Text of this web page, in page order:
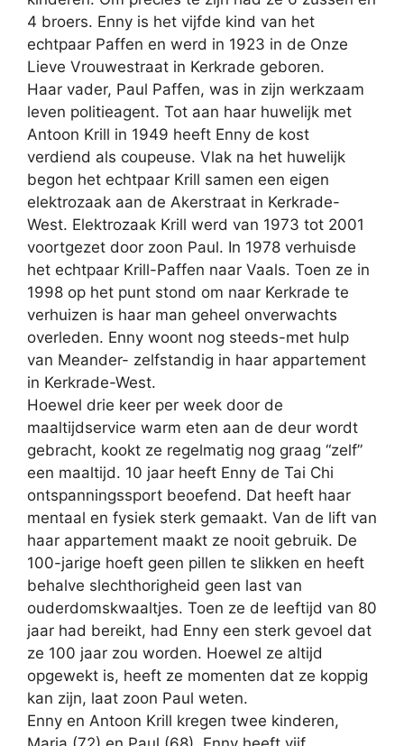
4 broers. Enny is het vijfde kind van het
echtpaar Paffen en werd in 1923 in de Onze
Lieve Vrouwestraat in Kerkrade geboren.
Haar vader, Paul Paffen, was in zijn werkzaam
leven politieagent. Tot aan haar huwelijk met
Antoon Krill in 1949 heeft Enny de kost
verdiend als coupeuse. Vlak na het huwelijk
begon het echtpaar Krill samen een eigen
elektrozaak aan de Akerstraat in Kerkrade-
West. Elektrozaak Krill werd van 1973 tot 2001
voortgezet door zoon Paul. In 1978 verhuisde
het echtpaar Krill-Paffen naar Vaals. Toen ze in
1998 op het punt stond om naar Kerkrade te
verhuizen is haar man geheel onverwachts
overleden. Enny woont nog steeds-met hulp
van Meander- zelfstandig in haar appartement
in Kerkrade-West.
Hoewel drie keer per week door de
maaltijdservice warm eten aan de deur wordt
gebracht, kookt ze regelmatig nog graag “zelf”
een maaltijd. 10 jaar heeft Enny de Tai Chi
ontspanningssport beoefend. Dat heeft haar
mentaal en fysiek sterk gemaakt. Van de lift van
haar appartement maakt ze nooit gebruik. De
100-jarige hoeft geen pillen te slikken en heeft
behalve slechthorigheid geen last van
ouderdomskwaaltjes. Toen ze de leeftijd van 80
jaar had bereikt, had Enny een sterk gevoel dat
ze 100 jaar zou worden. Hoewel ze altijd
opgewekt is, heeft ze momenten dat ze koppig
kan zijn, laat zoon Paul weten.
Enny en Antoon Krill kregen twee kinderen,